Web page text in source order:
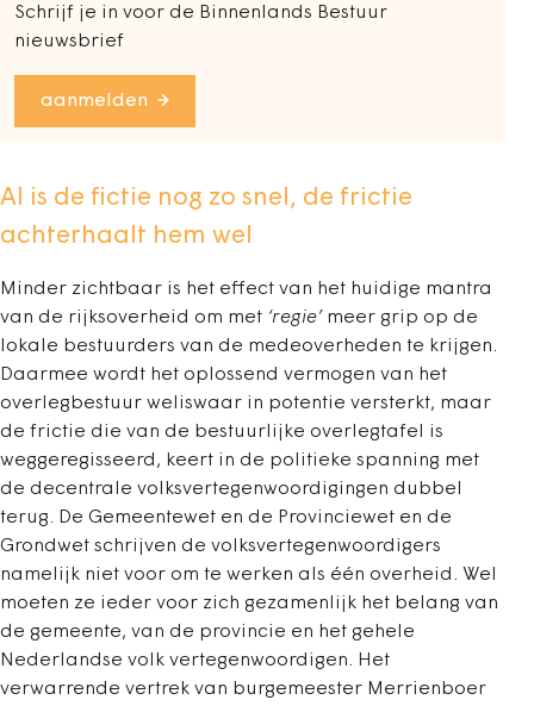
Schrijf je in voor de Binnenlands Bestuur
nieuwsbrief
aanmelden
Al is de fictie nog zo snel, de frictie
achterhaalt hem wel
Minder zichtbaar is het effect van het huidige mantra
van de rijksoverheid om met ‘regie’ meer grip op de
lokale bestuurders van de medeoverheden te krijgen.
Daarmee wordt het oplossend vermogen van het
overlegbestuur weliswaar in potentie versterkt, maar
de frictie die van de bestuurlijke overlegtafel is
weggeregisseerd, keert in de politieke spanning met
de decentrale volksvertegenwoordigingen dubbel
terug. De Gemeentewet en de Provinciewet en de
Grondwet schrijven de volksvertegenwoordigers
namelijk niet voor om te werken als één overheid. Wel
moeten ze ieder voor zich gezamenlijk het belang van
de gemeente, van de provincie en het gehele
Nederlandse volk vertegenwoordigen. Het
verwarrende vertrek van burgemeester Merrienboer